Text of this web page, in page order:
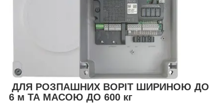
ДЛЯ РОЗПАШНИХ ВОРІТ ШИРИНОЮ ДО
6 м ТА МАСОЮ ДО 600 кг